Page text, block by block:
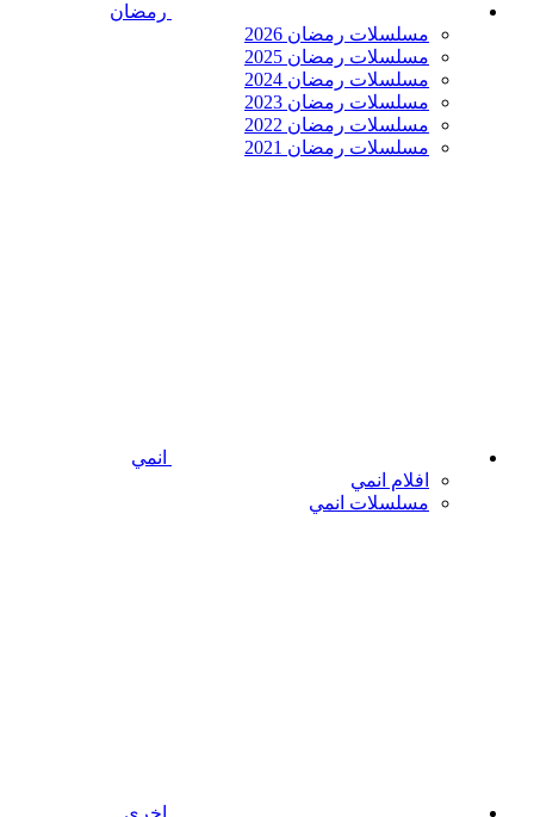
رمضان
مسلسلات رمضان 2026
مسلسلات رمضان 2025
مسلسلات رمضان 2024
مسلسلات رمضان 2023
مسلسلات رمضان 2022
مسلسلات رمضان 2021
انمي
افلام انمي
مسلسلات انمي